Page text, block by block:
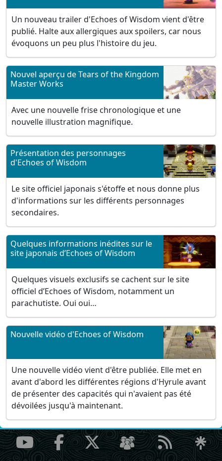
Un nouveau trailer d'Echoes of Wisdom vient d'être
publié. Halte aux allergiques aux spoilers, car nous
évoquons un peu plus l'histoire du jeu.
Nouvel aperçu de Tears of the Kingdom
Master Works
Avec une nouvelle frise chronologique et une
nouvelle illustration magnifique.
Présentation des personnages
d'Echoes of Wisdom
Le site officiel japonais s'étoffe et nous donne plus
d'informations sur les différents personnages
secondaires.
Quelques informations inédites sur le
site japonais d’Echoes of Wisdom
Quelques visuels exclusifs se cachent sur le site
officiel d’Echoes of Wisdom, notamment un
parachutiste. Oui oui…
Nouvelle vidéo d'Echoes of Wisdom
Une nouvelle vidéo vient d'être publiée. Elle met en
avant d'abord les différentes régions d'Hyrule avant
de présenter des capacités qui n'avaient pas été
dévoilées jusqu'à maintenant.